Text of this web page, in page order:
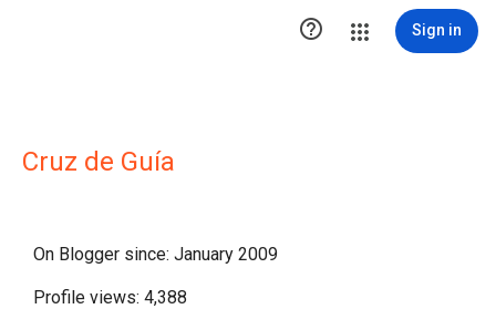
 Sign in
Cruz de Guía
On Blogger since: January 2009
Profile views: 4,388